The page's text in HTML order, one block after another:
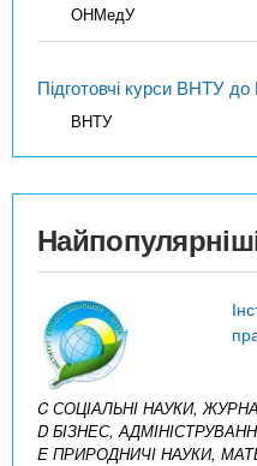
ОНМедУ
Підготовчі курси ВНТУ
ВНТУ
C СОЦІАЛЬНІ НАУКИ,
D БІЗНЕС,
E ПРИРОДНИЧІ НАУКИ,